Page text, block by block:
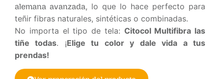
alemana avanzada, lo que lo hace perfecto para
teñir fibras naturales, sintéticas o combinadas.
No importa el tipo de tela: Citocol Multifibra las
tiñe todas. ¡Elige tu color y dale vida a tus
prendas!